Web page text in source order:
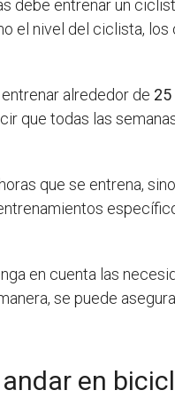
debe entrenar un
el nivel del ciclista,
alrededor de 25
que todas las
que se entrena,
en cuenta las
se puede
en